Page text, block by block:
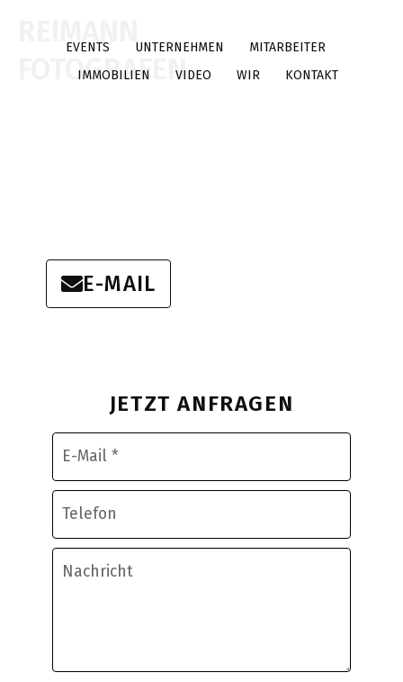
FOTOGRAFEN
EVENTS UNTERNEHMEN
MITARBEITER
IMMOBILIEN
VIDEO WIR KONTAKT
UNCATEGORIZED
E-MAIL
JETZT ANFRAGEN